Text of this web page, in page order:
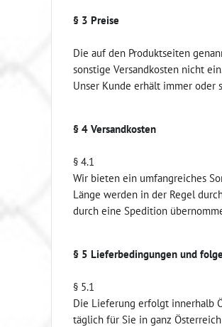
§ 3 Preise
Die auf den Produktseiten
sonstige Versandkosten nicht
Unser Kunde erhält immer oder
§ 4 Versandkosten
§ 4.1
Wir bieten ein umfangreiches
Länge werden in der Regel
durch eine Spedition
§ 5 Lieferbedingungen und
§ 5.1
Die Lieferung erfolgt innerhalb
täglich für Sie in ganz